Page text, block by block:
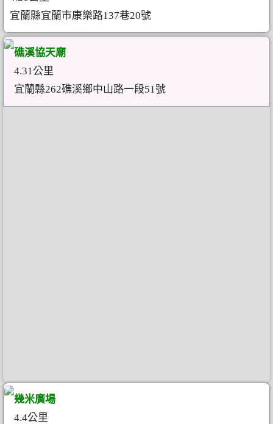
宜蘭縣宜蘭市康樂路137巷20號
礁溪協天廟
4.31公里
宜蘭縣262礁溪鄉中山路一段51號
幾米廣場
4.4公里